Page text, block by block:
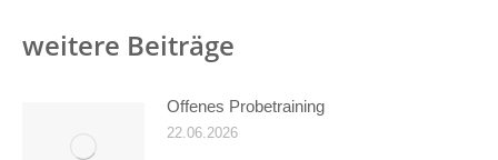
weitere Beiträge
Offenes Probetraining
22.06.2026